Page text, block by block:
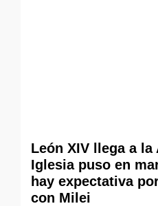
León XIV llega a
Iglesia puso en
hay expectativa
con Milei